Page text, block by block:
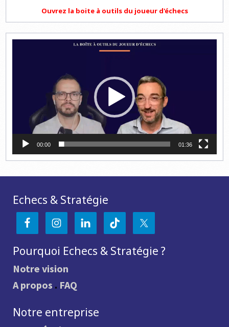
Ouvrez la boite à outils du joueur d'échecs
00:00 01:36
Echecs & Stratégie
Pourquoi Echecs & Stratégie ?
Notre vision
A propos . FAQ
Notre entreprise